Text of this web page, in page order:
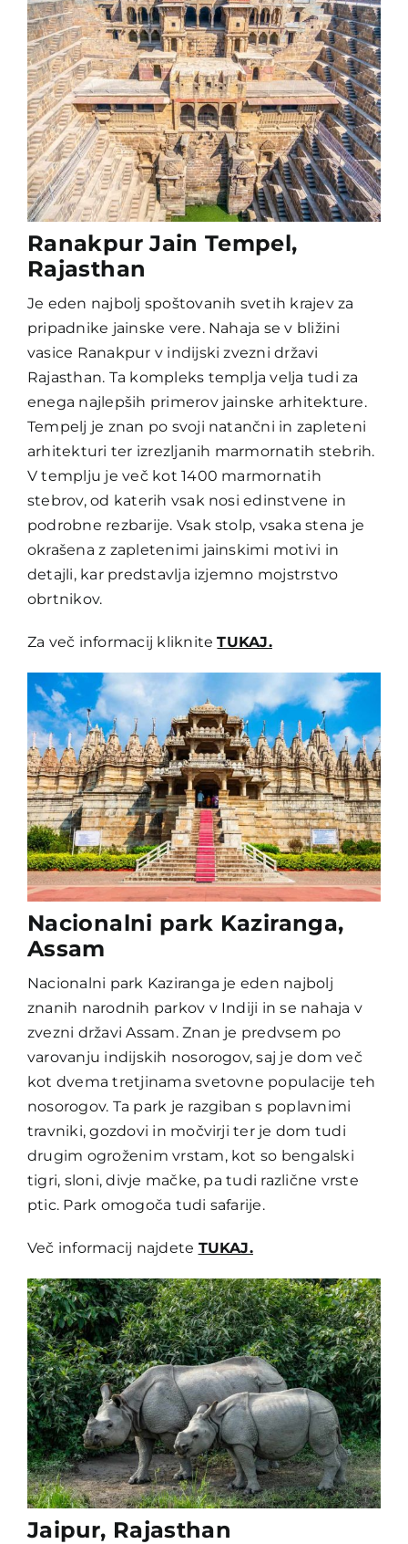
Ranakpur Jain Tempel,
Rajasthan
Je eden najbolj spoštovanih svetih krajev za
pripadnike jainske vere. Nahaja se v bližini
vasice Ranakpur v indijski zvezni državi
Rajasthan. Ta kompleks templja velja tudi za
enega najlepših primerov jainske arhitekture.
Tempelj je znan po svoji natančni in zapleteni
arhitekturi ter izrezljanih marmornatih stebrih.
V templju je več kot 1400 marmornatih
stebrov, od katerih vsak nosi edinstvene in
podrobne rezbarije. Vsak stolp, vsaka stena je
okrašena z zapletenimi jainskimi motivi in
detajli, kar predstavlja izjemno mojstrstvo
obrtnikov.
Za več informacij klikniteTUKAJ.
Nacionalni park Kaziranga,
Assam
Nacionalni park Kaziranga je eden najbolj
znanih narodnih parkov v Indiji in se nahaja v
zvezni državi Assam. Znan je predvsem po
varovanju indijskih nosorogov, saj je dom več
kot dvema tretjinama svetovne populacije teh
nosorogov. Ta park je razgiban s poplavnimi
travniki, gozdovi in močvirji ter je dom tudi
drugim ogroženim vrstam, kot so bengalski
tigri, sloni, divje mačke, pa tudi različne vrste
ptic. Park omogoča tudi safarije.
Več informacij najdete TUKAJ.
Jaipur, Rajasthan